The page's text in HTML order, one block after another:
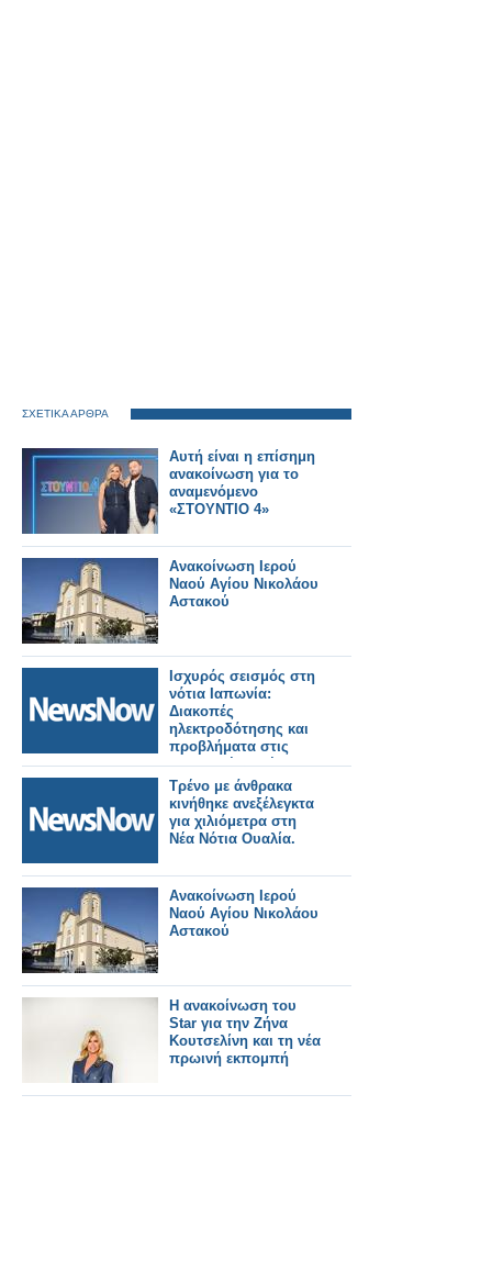
ΣΧΕΤΙΚΑ ΑΡΘΡΑ
Αυτή είναι η επίσημη
ανακοίνωση για το
αναμενόμενο
«ΣΤΟΥΝΤΙΟ 4»
Ανακοίνωση Ιερού
Ναού Αγίου Νικολάου
Αστακού
Ισχυρός σεισμός στη
νότια Ιαπωνία:
Διακοπές
ηλεκτροδότησης και
προβλήματα στις
μεταφορές. Τρένο
εκτροχιάστηκε.
Τρένο με άνθρακα
κινήθηκε ανεξέλεγκτα
για χιλιόμετρα στη
Νέα Νότια Ουαλία.
Ανακοίνωση Ιερού
Ναού Αγίου Νικολάου
Αστακού
Η ανακοίνωση του
Star για την Ζήνα
Κουτσελίνη και τη νέα
πρωινή εκπομπή